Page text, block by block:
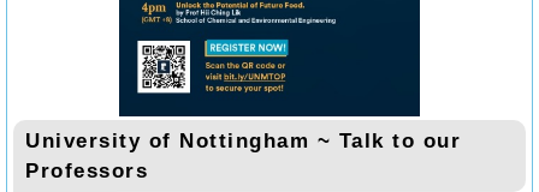
University of Nottingham ~ Talk to our
Professors